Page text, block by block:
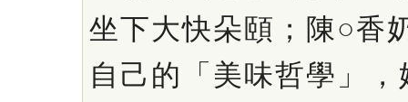
坐下大快朵頤；陳○香
自己的「美味哲學」